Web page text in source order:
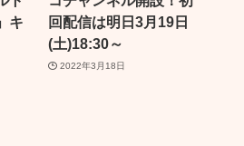
キ
回配信は明日3月19日
(土)18:30～
2022年3月18日